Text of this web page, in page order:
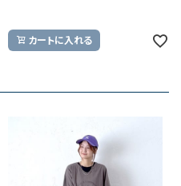
カートに入れる